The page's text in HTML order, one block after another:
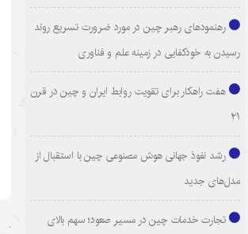
رهنمودهای رهبر چین در مورد ضرورت تسریع روند
رسیدن به خودکفایی در زمینه علم و فناوری
هفت راهکار برای تقویت روابط ایران و چین در قرن
۲۱
رشد نفوذ جهانی هوش مصنوعی چین با استقبال از
مدل‌های جدید
تجارت خدمات چین در مسیر صعود؛ سهم بالای
.